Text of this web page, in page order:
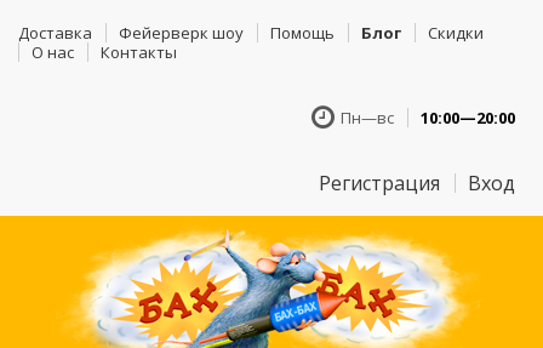
Доставка Фейерверк шоу Помощь Блог
Скидки
О нас
Контакты
Пн—вс 10:00—20:00
Регистрация Вход